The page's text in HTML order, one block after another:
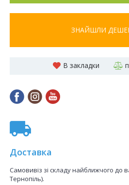
ЗНАЙШЛИ
В закладки
Доставка
Самовивіз зі складу найближчого до
Тернопіль).